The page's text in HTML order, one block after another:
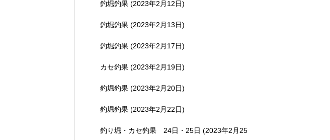
釣堀釣果 (2023年2月12日)
釣堀釣果 (2023年2月13日)
釣堀釣果 (2023年2月17日)
カセ釣果 (2023年2月19日)
釣堀釣果 (2023年2月20日)
釣堀釣果 (2023年2月22日)
釣り堀・カセ釣果 24日・25日 (2023年2月25